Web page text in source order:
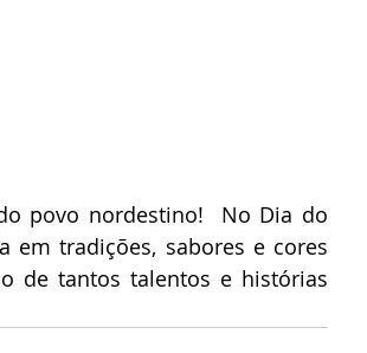
povo nordestino!  No Dia do
em tradições, sabores e cores
de tantos talentos e histórias